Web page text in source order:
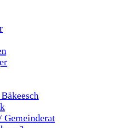
Gemeinderat